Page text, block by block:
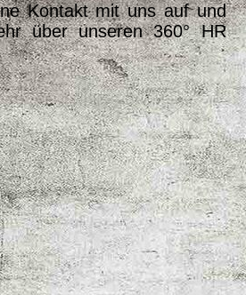
Kontakt mit uns auf und
über unseren 360° HR